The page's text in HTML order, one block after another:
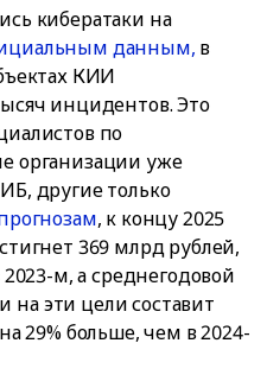
кибератаки на
данным, в
КИИ
инцидентов. Это
по
организации уже
другие только
, к концу 2025
369 млрд рублей,
м, а среднегодовой
эти цели составит
29% больше, чем в 2024-